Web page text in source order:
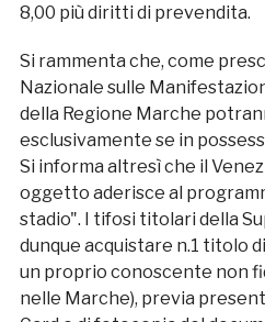
8,00 più diritti di prevendita.
Si rammenta che, come
Nazionale sulle
della Regione Marche
esclusivamente se in
Si informa altresì che il
oggetto aderisce al
stadio". I tifosi titolari della
dunque acquistare n.1 titolo
un proprio conoscente non
nelle Marche), previa